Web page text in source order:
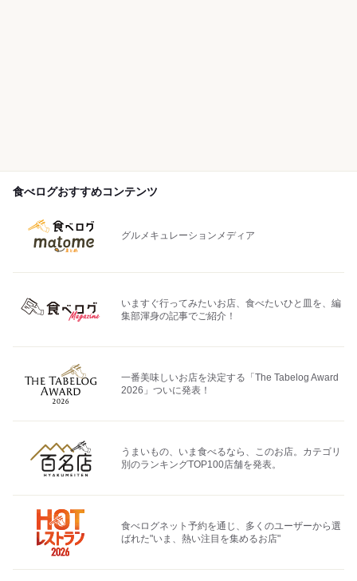
食べログおすすめコンテンツ
グルメキュレーションメディア
いますぐ行ってみたいお店、食べたいひと皿を、編
集部渾身の記事でご紹介！
一番美味しいお店を決定する「The Tabelog Award
2026」ついに発表！
うまいもの、いま食べるなら、このお店。カテゴリ
別のランキングTOP100店舗を発表。
食べログネット予約を通じ、多くのユーザーから選
ばれた"いま、熱い注目を集めるお店"